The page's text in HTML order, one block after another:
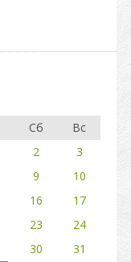
Сб
Вс
2
3
9
10
16
17
23
24
30 31